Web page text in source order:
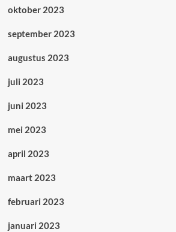
oktober 2023
september 2023
augustus 2023
juli 2023
juni 2023
mei 2023
april 2023
maart 2023
februari 2023
januari 2023